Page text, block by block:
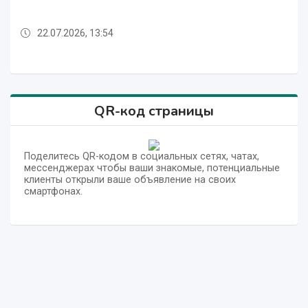
22.07.2026, 13:54
QR-код страницы
Поделитесь QR-кодом в социальных сетях, чатах,
мессенджерах чтобы ваши знакомые, потенциальные
клиенты открыли ваше объявление на своих
смартфонах.